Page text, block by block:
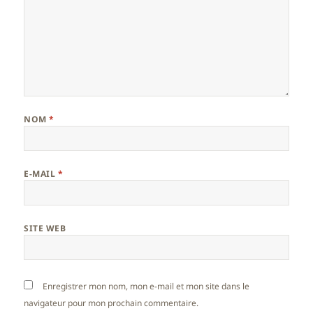
NOM*
E-MAIL *
SITE WEB
Enregistrer mon nom, mon e-mail et mon site dans le
navigateur pour mon prochain commentaire.